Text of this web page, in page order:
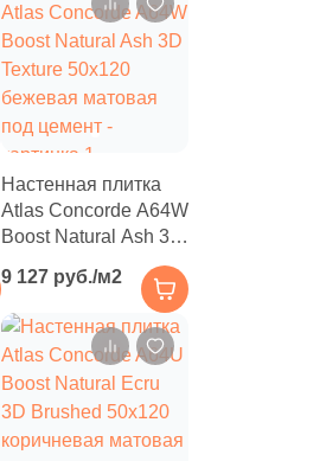
Настенная плитка
Atlas Concorde A64W
Boost Natural Ash 3D
бежевая матовая
под цемент
9 127 руб./м2